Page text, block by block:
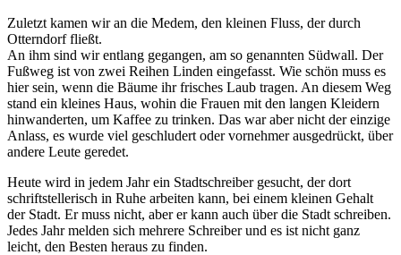
Zuletzt kamen wir an die Medem, den kleinen Fluss, der durch
Otterndorf fließt.
An ihm sind wir entlang gegangen, am so genannten Südwall. Der
Fußweg ist von zwei Reihen Linden eingefasst. Wie schön muss es
hier sein, wenn die Bäume ihr frisches Laub tragen. An diesem Weg
stand ein kleines Haus, wohin die Frauen mit den langen Kleidern
hinwanderten, um Kaffee zu trinken. Das war aber nicht der einzige
Anlass, es wurde viel geschludert oder vornehmer ausgedrückt, über
andere Leute geredet.
Heute wird in jedem Jahr ein Stadtschreiber gesucht, der dort
schriftstellerisch in Ruhe arbeiten kann, bei einem kleinen Gehalt
der Stadt. Er muss nicht, aber er kann auch über die Stadt schreiben.
Jedes Jahr melden sich mehrere Schreiber und es ist nicht ganz
leicht, den Besten heraus zu finden.